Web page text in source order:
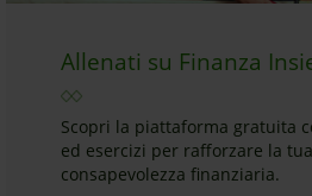
Allenati su Finanza
Scopri la piattaforma gratuita
ed esercizi per rafforzare la tua
consapevolezza finanziaria.